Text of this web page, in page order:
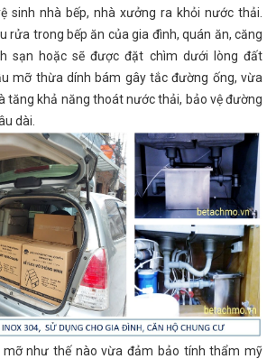
sinh nhà bếp, nhà xưởng ra khỏi nước thải.
rửa trong bếp ăn của gia đình, quán ăn, căng
sạn hoặc sẽ được đặt chìm dưới lòng đất
mỡ thừa dính bám gây tắc đường ống, vừa
tăng khả năng thoát nước thải, bảo vệ đường
dài.
mỡ như thế nào vừa đảm bảo tính thẩm mỹ